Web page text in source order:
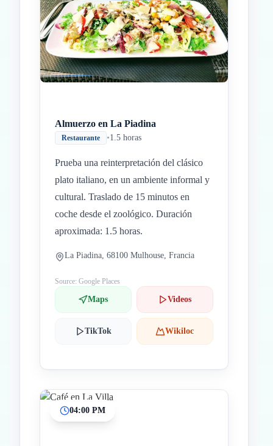
Almuerzo en La Piadina
Restaurante •1.5 horas
Prueba una reinterpretación del clásico
plato italiano, en un ambiente informal y
cultural. Traslado de 15 minutos en
coche desde el zoológico. Duración
aproximada: 1.5 horas.
La Piadina, 68100 Mulhouse, Francia
Source: Google Places
Maps Videos
TikTok Wikiloc
04:00 PM